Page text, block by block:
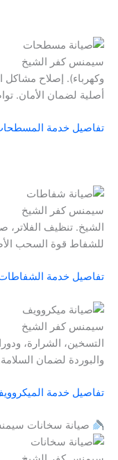
وكهرباء). إصلاح مشاكل
أصلية لضمان الأمان.
تفاصيل خدمة
الشيخ. تنظيف الفلاتر،
للشفاط قوة السحب
تفاصيل خدمة
التسخين، الشرارة،
والبوردة لضمان
تفاصيل خدمة
صيانة سخانات